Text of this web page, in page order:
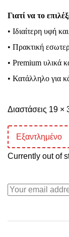
Γιατί να το
• Ιδιαίτερη υφή
• Πρακτική
• Premium υλικά
• Κατάλληλο για
Διαστάσεις 19 ×
Εξαντλημένο
Currently out of